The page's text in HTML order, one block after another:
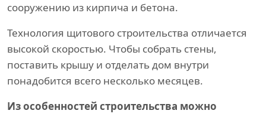
сооружению из кирпича и бетона.
Технология щитового строительства отличается
высокой скоростью. Чтобы собрать стены,
поставить крышу и отделать дом внутри
понадобится всего несколько месяцев.
Из особенностей строительства можно